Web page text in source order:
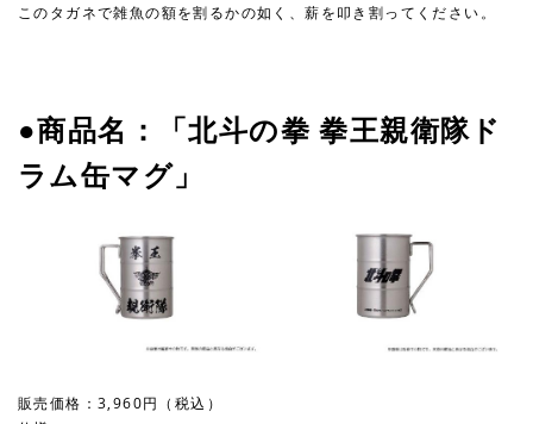
このタガネで雑魚の額を割るかの如く、薪を叩き割ってください。
●商品名：「北斗の拳 拳王親衛隊ド
ラム缶マグ」
販売価格：3,960円（税込）